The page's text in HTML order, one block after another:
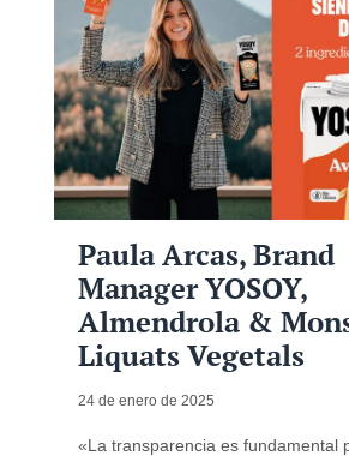
Paula Arcas, Brand
Manager YOSOY,
Almendrola &
Liquats Vegetals
24 de enero de 2025
«La transparencia es fundamental